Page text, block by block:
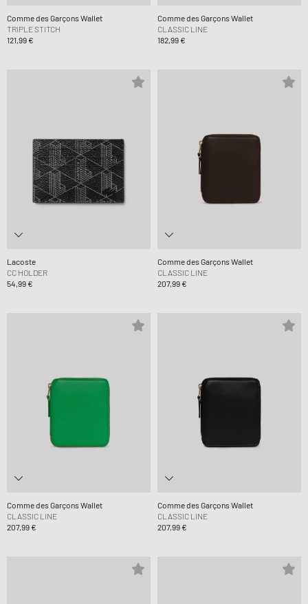
Comme des Garçons Wallet
TRIPLE STITCH
121,99 €
Comme des Garçons Wallet
CLASSIC LINE
182,99 €
Lacoste
CC HOLDER
54,99 €
Comme des Garçons Wallet
CLASSIC LINE
207,99 €
Comme des Garçons Wallet
CLASSIC LINE
207,99 €
Comme des Garçons Wallet
CLASSIC LINE
207,99 €